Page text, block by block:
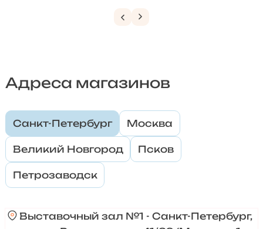
Адреса магазинов
Санкт-Петербург Москва
Великий Новгород Псков
Петрозаводск
Выставочный зал №1 - Санкт-Петербург,